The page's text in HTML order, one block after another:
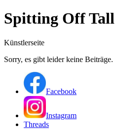
Spitting Off
Künstlerseite
Sorry, es gibt leider keine Beiträge.
Facebook
Instagram
Threads